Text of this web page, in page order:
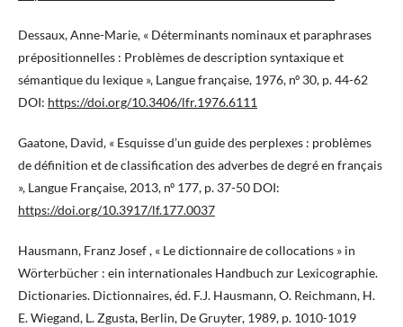
Dessaux, Anne-Marie, « Déterminants nominaux et paraphrases
prépositionnelles : Problèmes de description syntaxique et
sémantique du lexique », Langue française, 1976, nº 30, p. 44-62
DOI: https://doi.org/10.3406/lfr.1976.6111
Gaatone, David, « Esquisse d’un guide des perplexes : problèmes
de définition et de classification des adverbes de degré en français
», Langue Française, 2013, nº 177, p. 37-50 DOI:
https://doi.org/10.3917/lf.177.0037
Hausmann, Franz Josef , « Le dictionnaire de collocations » in
Wörterbücher : ein internationales Handbuch zur Lexicographie.
Dictionaries. Dictionnaires, éd. F.J. Hausmann, O. Reichmann, H.
E. Wiegand, L. Zgusta, Berlin, De Gruyter, 1989, p. 1010-1019